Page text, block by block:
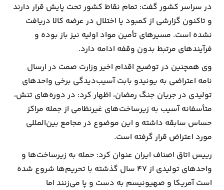
نوتیف
شناور
در سراسر کشور گفت: تمام نقاط کشور تحت پایش قرار دارند
و تاکنون گزارشی از کمبود یا اختلال در عرضه کالا دریافت
نشده است. مسیرهای تأمین مواد اولیه نیز باز بوده و
فرآیندهای مرتبط بدون وقفه ادامه دارد.
وی همچنین در توضیح اقدام اخیر وزارت صمت در ارسال
نامه اعتراضی به یونیدو بابت آسیب‌دیدگی برخی واحدهای
تولیدی در جریان جنگ رمضان، اظهار کرد: در دوره‌های تنش،
متأسفانه آسیب به زیرساخت‌های غیرنظامی از جمله مراکز
حساس سابقه داشته و این موضوع در مجامع بین‌المللی
مورد اعتراض قرار گرفته است.
رییس اتاق اصناف ایران عنوان کرد: حمله به زیرساخت‌ها و
واحدهای تولیدی از ۴۷ سال گذشته با تحریم‌ها شروع شده
است آمریکا و صهیونیسم به دست و پا می‌زنند اما